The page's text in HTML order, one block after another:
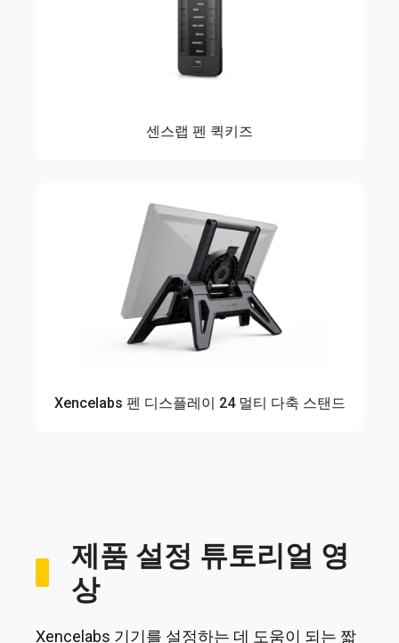
센스랩 펜 퀵키즈
Xencelabs 펜 디스플레이 24 멀티 다축 스탠드
제품 설정 튜토리얼 영
상
Xencelabs 기기를 설정하는 데 도움이 되는 짧